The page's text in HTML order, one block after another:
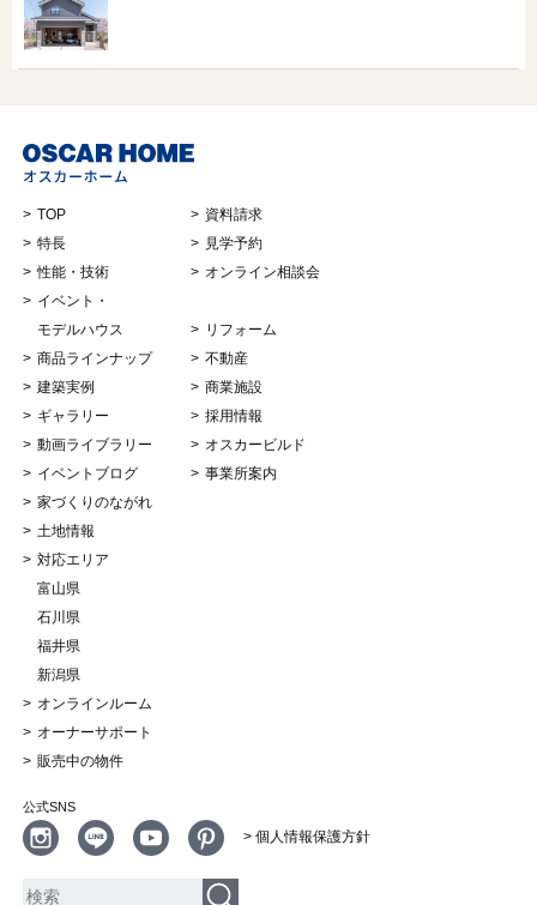
TOP
特長
性能・技術
イベント・
モデルハウス
商品ラインナップ
建築実例
ギャラリー
動画ライブラリー
イベントブログ
家づくりのながれ
土地情報
対応エリア
富山県
石川県
福井県
新潟県
オンラインルーム
オーナーサポート
販売中の物件
資料請求
見学予約
オンライン相談会
リフォーム
不動産
商業施設
採用情報
オスカービルド
事業所案内
公式SNS
> 個人情報保護方針